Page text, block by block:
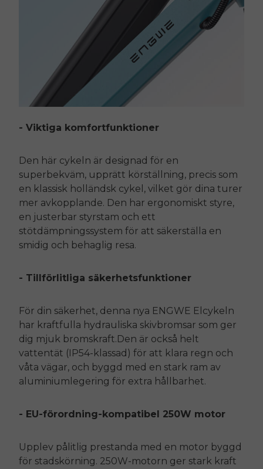
- Viktiga komfortfunktioner
Den här cykeln är designad för en
superbekväm, upprätt körställning, precis som
en klassisk holländsk cykel, vilket gör dina turer
mer avkopplande. Den har ergonomiskt styre,
en justerbar styrstam och ett
stötdämpningssystem för att säkerställa en
smidig och behaglig resa.
- Tillförlitliga säkerhetsfunktioner
För din säkerhet, denna nya ENGWE Elcykeln
har kraftfulla hydrauliska skivbromsar som ger
dig mjuk bromskraft.Den är också helt
vattentät (IP54-klassad) för att klara regn och
våta vägar, och byggd med en stark ram av
aluminiumlegering för extra hållbarhet.
- EU-förordning-kompatibel 250W motor
Upplev pålitlig prestanda med en motor byggd
för stadskörning. 250W-motorn ger stark kraft